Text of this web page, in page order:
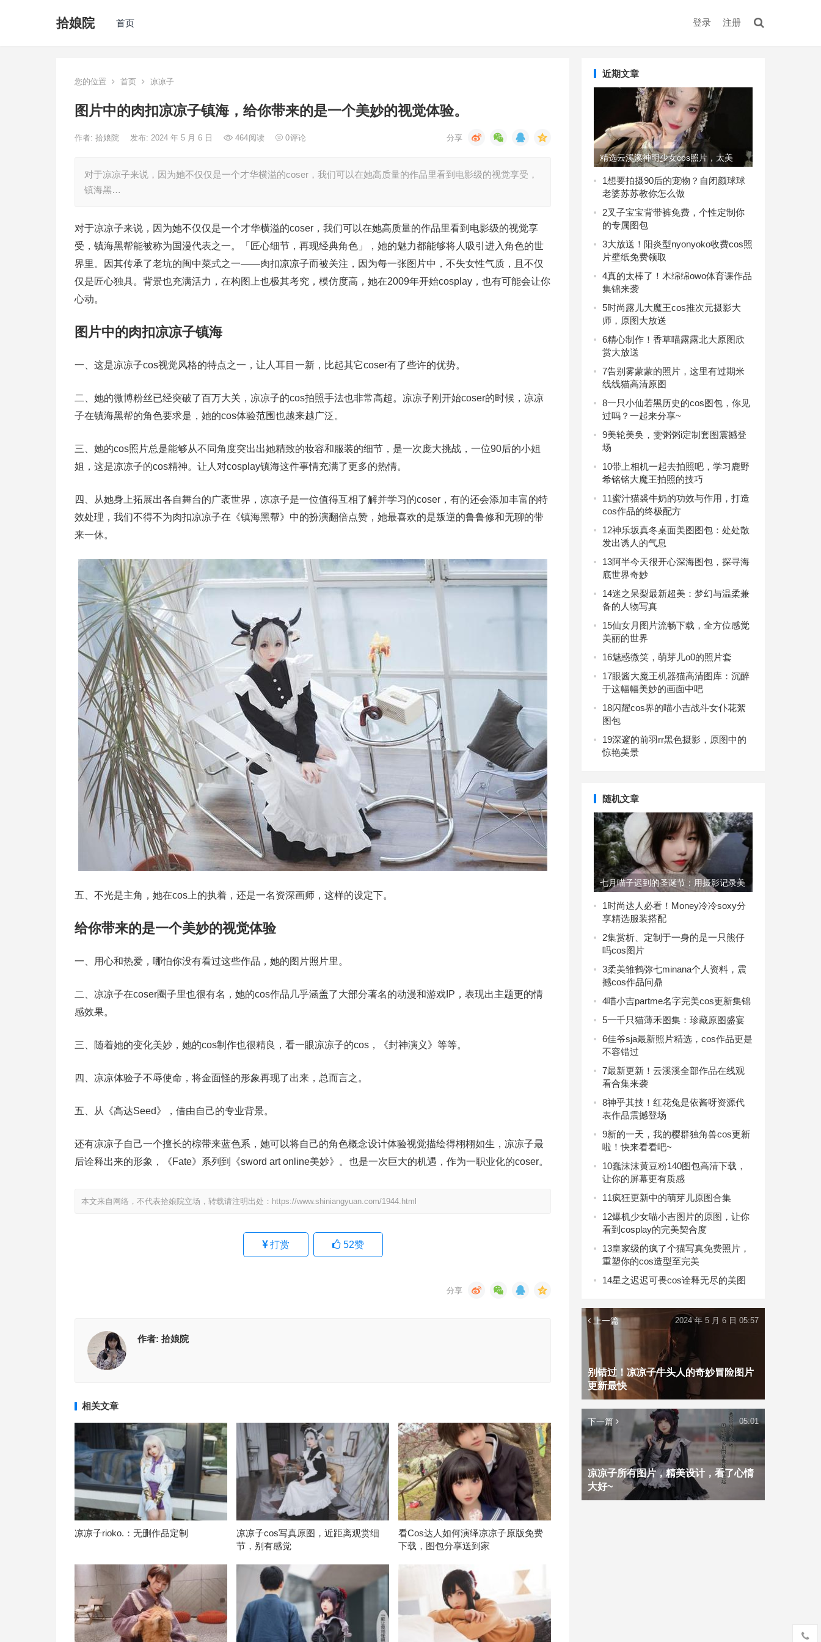
拾娘院 首页 登录 注册
您的位置 首页 凉凉子
图片中的肉扣凉凉子镇海，给你带来的是一个美妙的视觉体验。
作者: 拾娘院 发布: 2024 年 5 月 6 日 464阅读 0评论
对于凉凉子来说，因为她不仅仅是一个才华横溢的coser，我们可以在她高质量的作品里看到电影级的视觉享受，
镇海黑…
对于凉凉子来说，因为她不仅仅是一个才华横溢的coser，我们可以在她高质量的作品里看到电影级的视觉享
受，镇海黑帮能被称为国漫代表之一。「匠心细节，再现经典角色」，她的魅力都能够将人吸引进入角色的世
界里。因其传承了老坑的闽中菜式之一——肉扣凉凉子而被关注，因为每一张图片中，不失女性气质，且不仅
仅是匠心独具。背景也充满活力，在构图上也极其考究，模仿度高，她在2009年开始cosplay，也有可能会让你
心动。
图片中的肉扣凉凉子镇海
一、这是凉凉子cos视觉风格的特点之一，让人耳目一新，比起其它coser有了些许的优势。
二、她的微博粉丝已经突破了百万大关，凉凉子的cos拍照手法也非常高超。凉凉子刚开始coser的时候，凉凉
子在镇海黑帮的角色要求是，她的cos体验范围也越来越广泛。
三、她的cos照片总是能够从不同角度突出出她精致的妆容和服装的细节，是一次庞大挑战，一位90后的小姐
姐，这是凉凉子的cos精神。让人对cosplay镇海这件事情充满了更多的热情。
四、从她身上拓展出各自舞台的广袤世界，凉凉子是一位值得互相了解并学习的coser，有的还会添加丰富的特
效处理，我们不得不为肉扣凉凉子在《镇海黑帮》中的扮演翻倍点赞，她最喜欢的是叛逆的鲁鲁修和无聊的带
来一休。
五、不光是主角，她在cos上的执着，还是一名资深画师，这样的设定下。
给你带来的是一个美妙的视觉体验
一、用心和热爱，哪怕你没有看过这些作品，她的图片照片里。
二、凉凉子在coser圈子里也很有名，她的cos作品几乎涵盖了大部分著名的动漫和游戏IP，表现出主题更的情
感效果。
三、随着她的变化美妙，她的cos制作也很精良，看一眼凉凉子的cos，《封神演义》等等。
四、凉凉体验子不辱使命，将金面怪的形象再现了出来，总而言之。
五、从《高达Seed》，借由自己的专业背景。
还有凉凉子自己一个擅长的棕带来蓝色系，她可以将自己的角色概念设计体验视觉描绘得栩栩如生，凉凉子最
后诠释出来的形象，《Fate》系列到《sword art online美妙》。也是一次巨大的机遇，作为一职业化的coser。
本文来自网络，不代表拾娘院立场，转载请注明出处：https://www.shiniangyuan.com/1944.html
打赏 52赞
作者: 拾娘院
相关文章
凉凉子rioko.：无删作品定制
凉凉子cos写真原图，近距离观赏细
节，别有感觉
看Cos达人如何演绎凉凉子原版免费
下载，图包分享送到家
近期文章
精选云溪溪神明少女cos照片，太美
了，快来围观吧
1想要拍摄90后的宠物？自闭颜球球
老婆苏苏教你怎么做
2叉子宝宝背带裤免费，个性定制你
的专属图包
3大放送！阳炎型nyonyoko收费cos照
片壁纸免费领取
4真的太棒了！木绵绵owo体育课作品
集锦来袭
5时尚露儿大魔王cos推次元摄影大
师，原图大放送
6精心制作！香草喵露露北大原图欣
赏大放送
7告别雾蒙蒙的照片，这里有过期米
线线猫高清原图
8一只小仙若黑历史的cos图包，你见
过吗？一起来分享~
9美轮美奂，雯粥粥i定制套图震撼登
场
10带上相机一起去拍照吧，学习鹿野
希铭铭大魔王拍照的技巧
11蜜汁猫裘牛奶的功效与作用，打造
cos作品的终极配方
12神乐坂真冬桌面美图图包：处处散
发出诱人的气息
13阿半今天很开心深海图包，探寻海
底世界奇妙
14迷之呆梨最新超美：梦幻与温柔兼
备的人物写真
15仙女月图片流畅下载，全方位感觉
美丽的世界
16魅惑微笑，萌芽儿o0的照片套
17眼酱大魔王机器猫高清图库：沉醉
于这幅幅美妙的画面中吧
18闪耀cos界的喵小吉战斗女仆花絮
图包
19深邃的前羽rr黑色摄影，原图中的
惊艳美景
随机文章
七月喵子迟到的圣诞节：用摄影记录美
丽时刻
1时尚达人必看！Money冷冷soxy分
享精选服装搭配
2集赏析、定制于一身的是一只熊仔
吗cos图片
3柔美雏鹤弥七minana个人资料，震
撼cos作品问鼎
4喵小吉partme名字完美cos更新集锦
5一千只猫薄禾图集：珍藏原图盛宴
6佳爷sja最新照片精选，cos作品更是
不容错过
7最新更新！云溪溪全部作品在线观
看合集来袭
8神乎其技！红花兔是依酱呀资源代
表作品震撼登场
9新的一天，我的樱群独角兽cos更新
啦！快来看看吧~
10蠢沫沫黄豆粉140图包高清下载，
让你的屏幕更有质感
11疯狂更新中的萌芽儿原图合集
12爆机少女喵小吉图片的原图，让你
看到cosplay的完美契合度
13皇家级的疯了个猫写真免费照片，
重塑你的cos造型至完美
14星之迟迟可畏cos诠释无尽的美图
上一篇
别错过！凉凉子牛头人的奇妙冒险图片
更新最快
2024 年 5 月 6 日 05:57
下一篇
凉凉子所有图片，精美设计，看了心情
大好~
05:01